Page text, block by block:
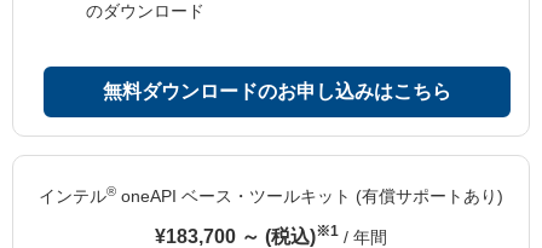
のダウンロード
無料ダウンロードのお申し込みはこちら
インテル® oneAPI ベース・ツールキット (有償サポートあり)
¥183,700 ～ (税込)※1 / 年間